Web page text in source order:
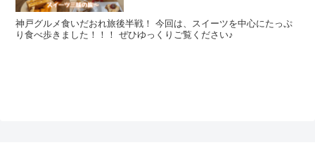
神戸グルメ食いだおれ旅後半戦！ 今回は、スイーツを中心にたっぷ
り食べ歩きました！！！ ぜひゆっくりご覧ください♪